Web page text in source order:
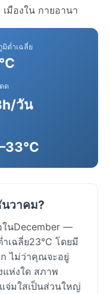
มืองใน กายอานา
ต่ำเฉลี่ย
ด
วัน
นวาคม?
ในDecember —
ฉลี่ย23°C โดยมี
ไม่ว่าคุณจะอยู่
แห่งใด สภาพ
จ่มใสเป็นส่วนใหญ่